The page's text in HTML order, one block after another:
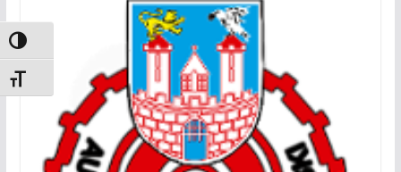
Toggle High Contrast
Toggle Font size